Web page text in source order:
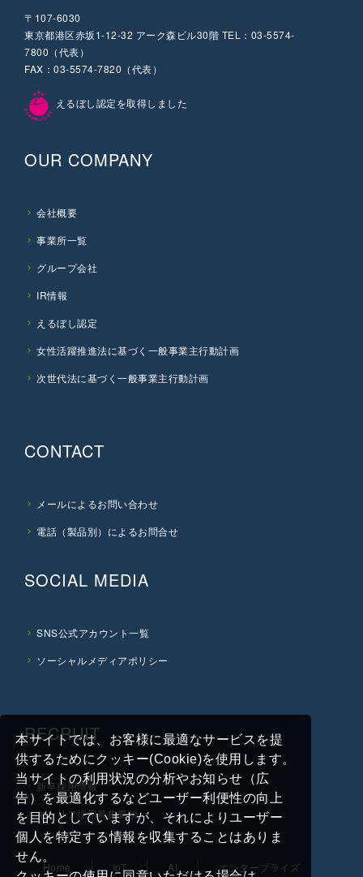
本サイトでは、お客様に最適なサービスを提
供するためにクッキー(Cookie)を使用します。
当サイトの利用状況の分析やお知らせ（広
告）を最適化するなどユーザー利便性の向上
を目的としていますが、それによりユーザー
個人を特定する情報を収集することはありま
せん。
〒107-6030
東京都港区赤坂1-12-32 アーク森ビル30階 TEL：03-5574-
7800（代表）
FAX：03-5574-7820（代表）
えるぼし認定を取得しました
OUR COMPANY
会社概要
事業所一覧
グループ会社
IR情報
えるぼし認定
女性活躍推進法に基づく一般事業主行動計画
次世代法に基づく一般事業主行動計画
CONTACT
メールによるお問い合わせ
電話（製品別）によるお問合せ
SOCIAL MEDIA
SNS公式アカウント一覧
ソーシャルメディアポリシー
RECRUIT
新卒採用情報
キャリア採用募集要項
Home IoT AI
エンタープライズ